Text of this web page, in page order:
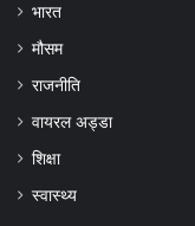
भारत
मौसम
राजनीति
वायरल अड्डा
शिक्षा
स्वास्थ्य